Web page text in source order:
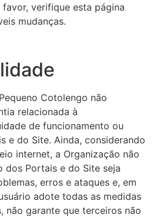
verifique esta página
mudanças.
Cotolengo não
relacionada à
de funcionamento ou
e do Site. Ainda, considerando
internet, a Organização não
dos Portais e do Site seja
erros e ataques e, em
adote todas as medidas
não garante que terceiros não